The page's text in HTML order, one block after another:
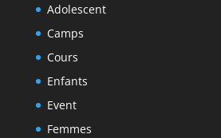
Adolescent
Camps
Cours
Enfants
Event
Femmes